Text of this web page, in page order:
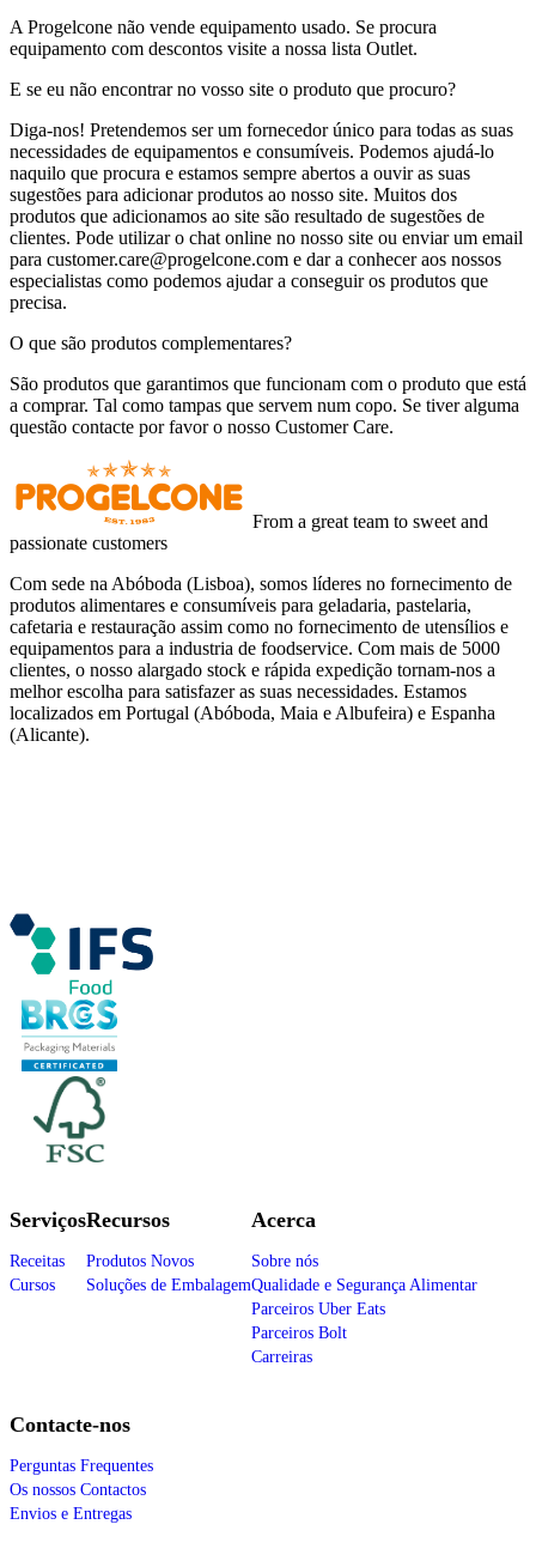
A Progelcone não vende equipamento usado. Se procura
equipamento com descontos visite a nossa lista Outlet.
E se eu não encontrar no vosso site o produto que procuro?
Diga-nos! Pretendemos ser um fornecedor único para todas as suas
necessidades de equipamentos e consumíveis. Podemos ajudá-lo
naquilo que procura e estamos sempre abertos a ouvir as suas
sugestões para adicionar produtos ao nosso site. Muitos dos
produtos que adicionamos ao site são resultado de sugestões de
clientes. Pode utilizar o chat online no nosso site ou enviar um email
para customer.care@progelcone.com e dar a conhecer aos nossos
especialistas como podemos ajudar a conseguir os produtos que
precisa.
O que são produtos complementares?
São produtos que garantimos que funcionam com o produto que está
a comprar. Tal como tampas que servem num copo. Se tiver alguma
questão contacte por favor o nosso Customer Care.
From a great team to sweet and
passionate customers
Com sede na Abóboda (Lisboa), somos líderes no fornecimento de
produtos alimentares e consumíveis para geladaria, pastelaria,
cafetaria e restauração assim como no fornecimento de utensílios e
equipamentos para a industria de foodservice. Com mais de 5000
clientes, o nosso alargado stock e rápida expedição tornam-nos a
melhor escolha para satisfazer as suas necessidades. Estamos
localizados em Portugal (Abóboda, Maia e Albufeira) e Espanha
(Alicante).
Serviços
Receitas
Cursos
Recursos
Produtos Novos
Soluções de Embalagem
Acerca
Sobre nós
Qualidade e Segurança Alimentar
Parceiros Uber Eats
Parceiros Bolt
Carreiras
Contacte-nos
Perguntas Frequentes
Os nossos Contactos
Envios e Entregas